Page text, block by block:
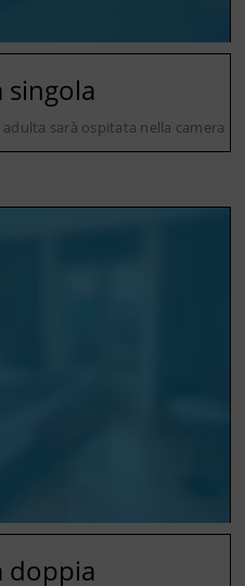
singola
sarà ospitata nella camera
doppia